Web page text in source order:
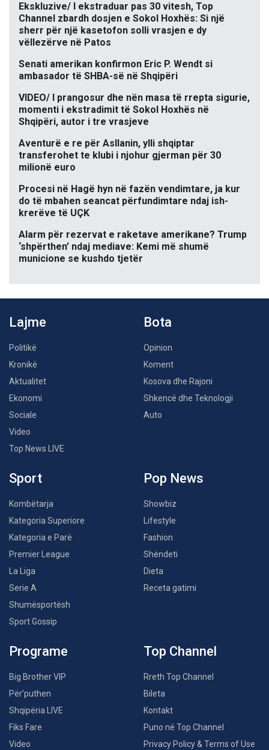
Ekskluzive/ I ekstraduar pas 30 vitesh, Top
Channel zbardh dosjen e Sokol Hoxhës: Si një
sherr për një kasetofon solli vrasjen e dy
vëllezërve në Patos
Senati amerikan konfirmon Eric P. Wendt si
ambasador të SHBA-së në Shqipëri
VIDEO/ I prangosur dhe nën masa të rrepta sigurie,
momenti i ekstradimit të Sokol Hoxhës në
Shqipëri, autor i tre vrasjeve
Aventurë e re për Asllanin, ylli shqiptar
transferohet te klubi i njohur gjerman për 30
milionë euro
Procesi në Hagë hyn në fazën vendimtare, ja kur
do të mbahen seancat përfundimtare ndaj ish-
krerëve të UÇK
Alarm për rezervat e raketave amerikane? Trump
‘shpërthen’ ndaj mediave: Kemi më shumë
municione se kushdo tjetër
Lajme
Politikë
Kronikë
Aktualitet
Ekonomi
Sociale
Video
Top News LIVE
Bota
Opinion
Koment
Kosova dhe Rajoni
Shkencë dhe Teknologji
Auto
Sport
Kombëtarja
Kategoria Superiore
Kategoria e Parë
Premier League
La Liga
Serie A
Shumësportësh
Sport Gossip
Pop News
Showbiz
Lifestyle
Fashion
Shëndeti
Dieta
Receta gatimi
Programe
Big Brother VIP
Për’puthen
Shqipëria LIVE
Fiks Fare
Video
Top Channel
Rreth Top Channel
Bileta
Kontakt
Puno në Top Channel
Privacy Policy & Terms of Use